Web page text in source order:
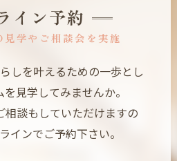
見学やご相談会を実施
イン予約
しを叶えるための一歩とし
見学してみませんか。
相談もしていただけますの
インでご予約下さい。